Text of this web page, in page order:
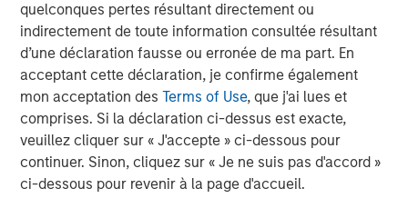
quelconques pertes résultant directement ou
indirectement de toute information consultée résultant
d’une déclaration fausse ou erronée de ma part. En
acceptant cette déclaration, je confirme également
mon acceptation desTerms of Use, que j'ai lues et
comprises. Si la déclaration ci-dessus est exacte,
veuillez cliquer sur « J'accepte » ci-dessous pour
continuer. Sinon, cliquez sur « Je ne suis pas d'accord »
ci-dessous pour revenir à la page d'accueil.
VizExplorer’s solutions help companies in gaming,
entertainment, healthcare and manufacturing address
smart space and profit optimization, marketing campaign
management, CRM and customer service, and service
and dispatch management. VizExplorer is headquartered
in San Diego, with offices in Las Vegas and Wellington,
New Zealand. For further information about VizExplorer,
please visitwww.vizexplorer.com.